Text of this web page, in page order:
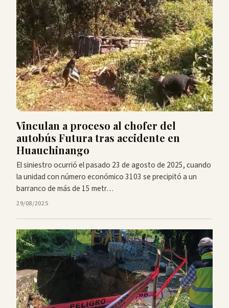
Vinculan a proceso al chofer del
autobús Futura tras accidente en
Huauchinango
El siniestro ocurrió el pasado 23 de agosto de 2025, cuando
la unidad con número económico 3103 se precipitó a un
barranco de más de 15 metr…
29/08/2025